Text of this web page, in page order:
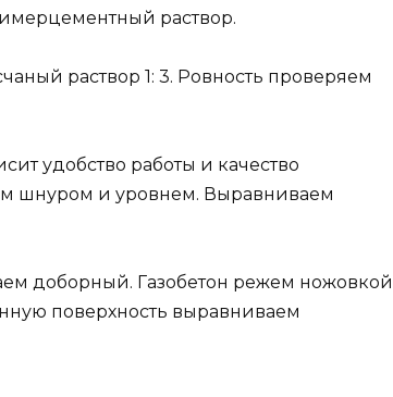
раствор.
раствор 1: 3. Ровность проверяем
удобство работы и качество
шнуром и уровнем. Выравниваем
доборный. Газобетон режем ножовкой
поверхность выравниваем